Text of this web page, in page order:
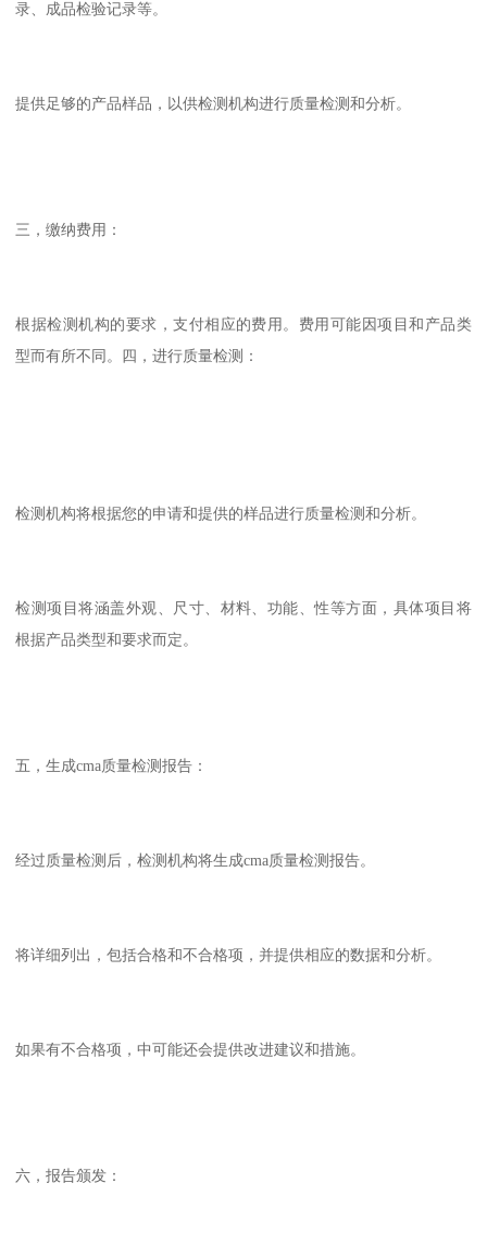
录、成品检验记录等。
提供足够的产品样品，以供检测机构进行质量检测和分析。
三，缴纳费用：
根据检测机构的要求，支付相应的费用。费用可能因项目和产品类
型而有所不同。四，进行质量检测：
检测机构将根据您的申请和提供的样品进行质量检测和分析。
检测项目将涵盖外观、尺寸、材料、功能、性等方面，具体项目将
根据产品类型和要求而定。
五，生成cma质量检测报告：
经过质量检测后，检测机构将生成cma质量检测报告。
将详细列出，包括合格和不合格项，并提供相应的数据和分析。
如果有不合格项，中可能还会提供改进建议和措施。
六，报告颁发：